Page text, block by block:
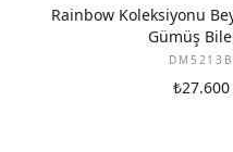
Rainbow Koleksiyonu
Gümüş
DM5213B
₺27.600